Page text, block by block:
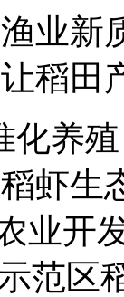
业新
稻田
化养
虾生
业开
范区